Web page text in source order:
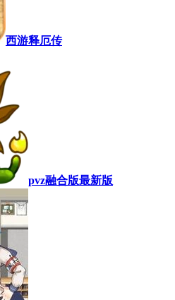
西游释厄传
pvz融合版最新版